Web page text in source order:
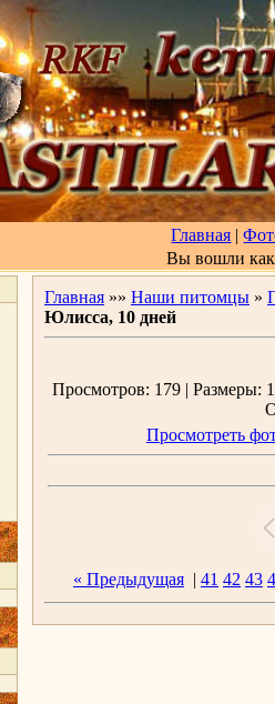
Главная |
Вы вошли
Главная »» Наши питомцы »
Юлисса, 10 дней
Просмотров: 179 | Размеры:
Просмотреть
« Предыдущая | 41 42 43